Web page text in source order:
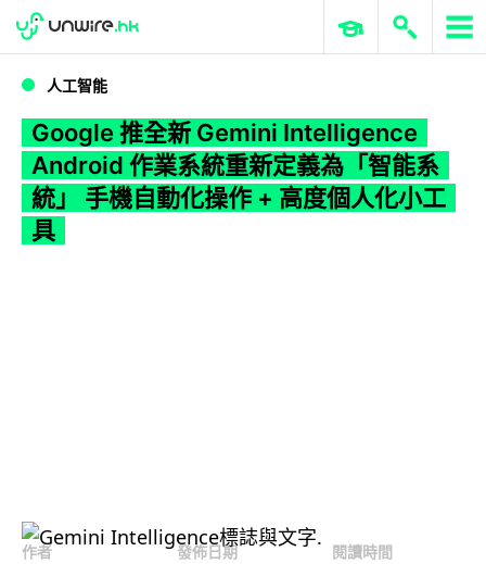
WWDC 2026 ERP 與商業 AI
人工智能
Google 推全新 Gemini Intelligence
Android 作業系統重新定義為「智能系
統」 手機自動化操作 + 高度個人化小工
具
作者
發佈日期
閱讀時間